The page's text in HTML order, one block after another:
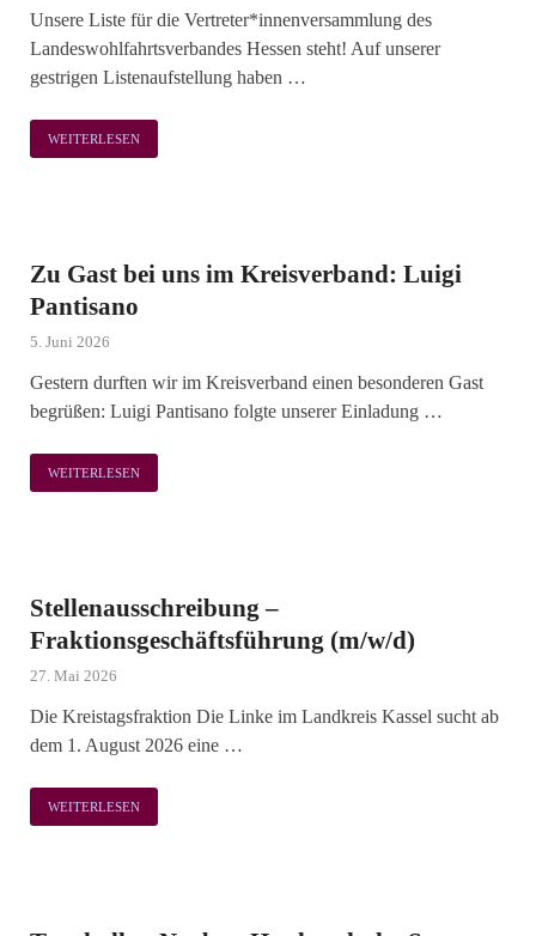
Unsere Liste für die Vertreter*innenversammlung des
Landeswohlfahrtsverbandes Hessen steht! Auf unserer
gestrigen Listenaufstellung haben …
WEITERLESEN
Zu Gast bei uns im Kreisverband: Luigi
Pantisano
5. Juni 2026
Gestern durften wir im Kreisverband einen besonderen Gast
begrüßen: Luigi Pantisano folgte unserer Einladung …
WEITERLESEN
Stellenausschreibung –
Fraktionsgeschäftsführung (m/w/d)
27. Mai 2026
Die Kreistagsfraktion Die Linke im Landkreis Kassel sucht ab
dem 1. August 2026 eine …
WEITERLESEN